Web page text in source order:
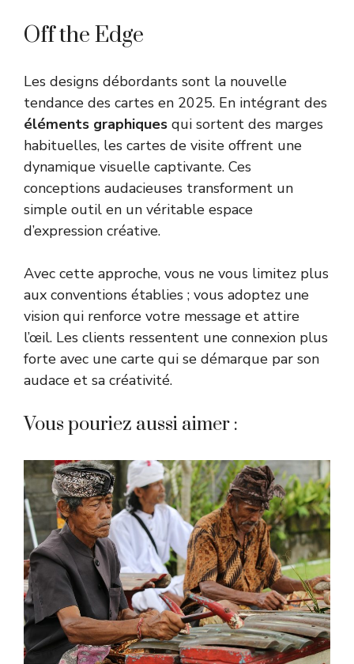
Off the Edge
Les designs débordants sont la nouvelle
tendance des cartes en 2025. En intégrant des
éléments graphiques qui sortent des marges
habituelles, les cartes de visite offrent une
dynamique visuelle captivante. Ces
conceptions audacieuses transforment un
simple outil en un véritable espace
d’expression créative.
Avec cette approche, vous ne vous limitez plus
aux conventions établies ; vous adoptez une
vision qui renforce votre message et attire
l’œil. Les clients ressentent une connexion plus
forte avec une carte qui se démarque par son
audace et sa créativité.
Vous pouriez aussi aimer :